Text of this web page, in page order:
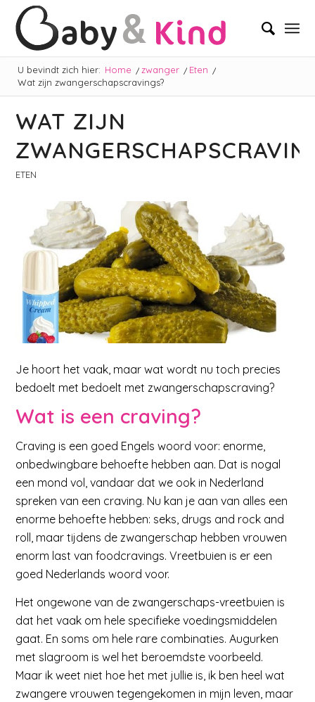
U bevindt zich hier: Home / zwanger / Eten /
Wat zijn zwangerschapscravings?
WAT ZIJN
ETEN
Je hoort het vaak, maar wat wordt nu toch precies
bedoelt met bedoelt met zwangerschapscraving?
Wat is een craving?
Craving is een goed Engels woord voor: enorme,
onbedwingbare behoefte hebben aan. Dat is nogal
een mond vol, vandaar dat we ook in Nederland
spreken van een craving. Nu kan je aan van alles een
enorme behoefte hebben: seks, drugs and rock and
roll, maar tijdens de zwangerschap hebben vrouwen
enorm last van foodcravings. Vreetbuien is er een
goed Nederlands woord voor.
Het ongewone van de zwangerschaps-vreetbuien is
dat het vaak om hele specifieke voedingsmiddelen
gaat. En soms om hele rare combinaties. Augurken
met slagroom is wel het beroemdste voorbeeld.
Maar ik weet niet hoe het met jullie is, ik ben heel wat
zwangere vrouwen tegengekomen in mijn leven, maar